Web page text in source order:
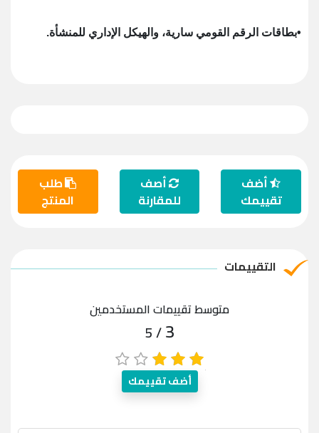
•بطاقات الرقم القومي سارية، والهيكل الإداري للمنشأة.
أضف
تقييمك
أصف
للمقارنة
طلب
المنتج
التقييمات
متوسط تقييمات المستخدمين
3
/ 5
أضف تقييمك